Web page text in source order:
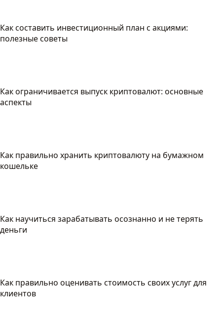
Как составить инвестиционный план с акциями:
полезные советы
Как ограничивается выпуск криптовалют: основные
аспекты
Как правильно хранить криптовалюту на бумажном
кошельке
Как научиться зарабатывать осознанно и не терять
деньги
Как правильно оценивать стоимость своих услуг для
клиентов